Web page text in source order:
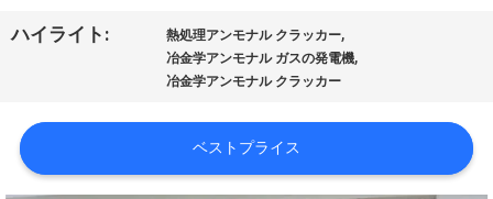
工
見
学
ハイライト: 熱処理アンモナル クラッカー,
冶金学アンモナル ガスの発電機,
冶金学アンモナル クラッカー
ベストプライス